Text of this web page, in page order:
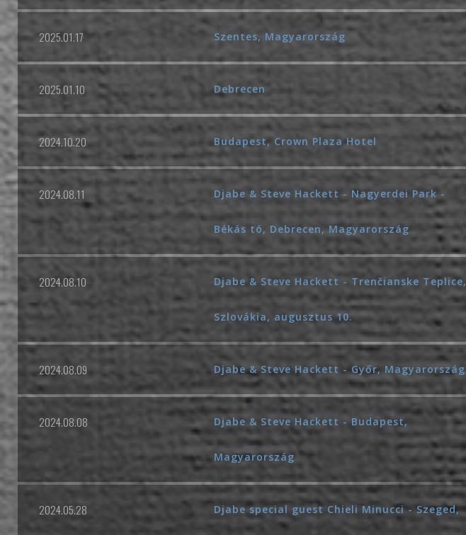
2025.01.17 Szentes, Magyarország
2025.01.10 Debrecen
2024.10.20 Budapest, Crown Plaza Hotel
2024.08.11 Djabe & Steve Hackett - Nagyerdei Park -
Békás tó, Debrecen, Magyarország
2024.08.10 Djabe & Steve Hackett - Trenčianske Teplice,
Szlovákia, augusztus 10.
2024.08.09 Djabe & Steve Hackett - Győr, Magyarország
2024.08.08 Djabe & Steve Hackett - Budapest,
Magyarország
2024.05.28 Djabe special guest Chieli Minucci - Szeged,